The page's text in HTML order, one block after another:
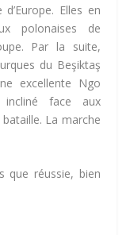
Elles en
polonaises de
Par la suite,
du Beşiktaş
excellente Ngo
incliné face aux
La marche
que réussie, bien